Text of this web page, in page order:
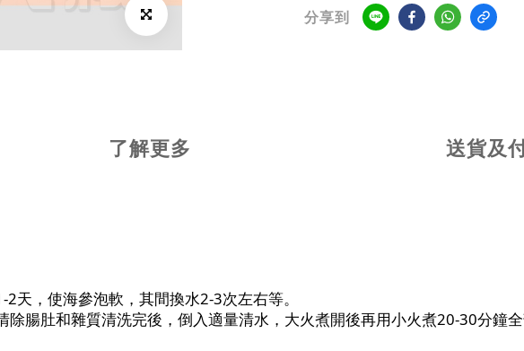
分享到
了解更多 送貨及
天，使海參泡軟，其間換水2-3次左右等。
腸肚和雜質清洗完後，倒入適量清水，大火煮開後再用小火煮20-30分鐘